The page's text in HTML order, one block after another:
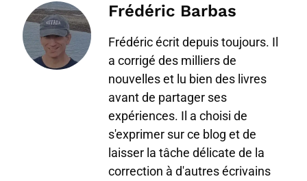
Frédéric Barbas
Frédéric écrit depuis toujours. Il
a corrigé des milliers de
nouvelles et lu bien des livres
avant de partager ses
expériences. Il a choisi de
s'exprimer sur ce blog et de
laisser la tâche délicate de la
correction à d'autres écrivains